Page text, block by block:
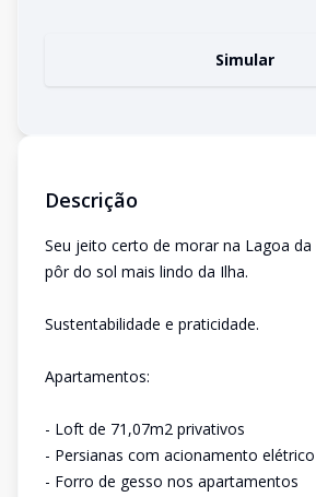
Simular
Descrição
Seu jeito certo de morar na Lagoa
pôr do sol mais lindo da Ilha.
Sustentabilidade e praticidade.
Apartamentos:
- Loft de 71,07m2 privativos
- Persianas com acionamento elétrico
- Forro de gesso nos apartamentos